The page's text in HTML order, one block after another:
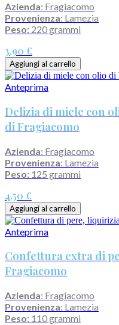
Azienda: Fragiacomo
Provenienza: Lamezia
Peso: 220 grammi
3,90 €
Aggiungi al carrello
Anteprima
Delizia di miele con
di Fragiacomo
Azienda: Fragiacomo
Provenienza: Lamezia
Peso: 125 grammi
4,50 €
Aggiungi al carrello
Anteprima
Confettura extra di
Fragiacomo
Azienda: Fragiacomo
Provenienza: Lamezia
Peso: 110 grammi